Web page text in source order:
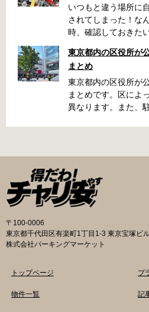
いつもと違う場所に
されてしまった！な
時、確認しておきた
くらい？なんて疑問
前に確認していざと
代田区 / 新宿区 / 品
/ 北区 / 墨田区 / 渋谷
された場合 猿楽町保
の地図が置いてあり
線、都営新宿・三田
手町高架下自転車保
二丁目4番 電話 050-
車対策コールセンタ
線大手町駅B3出口 返
料 2,000円 自転車の
保管場所 住所 新宿
3896 最寄駅 東京メ
東京都内の区役所が
まとめ
東京都内の区役所が
まとめです。区によ
異なります。また、
の自転車駐輪場 利用
申請期間内に利用登
1,396KB） と必要書
あてに郵送（申請期
内に環境まちづくり
さい（郵送先・各出
ファクス・メールで
生活保護受給者免除
3,000円（区内、区
〒100-0006
東京都千代田区有楽町1丁目1-3 東京宝塚ビ
株式会社パーキングマーケット
トップページ
物件一覧
プ
記